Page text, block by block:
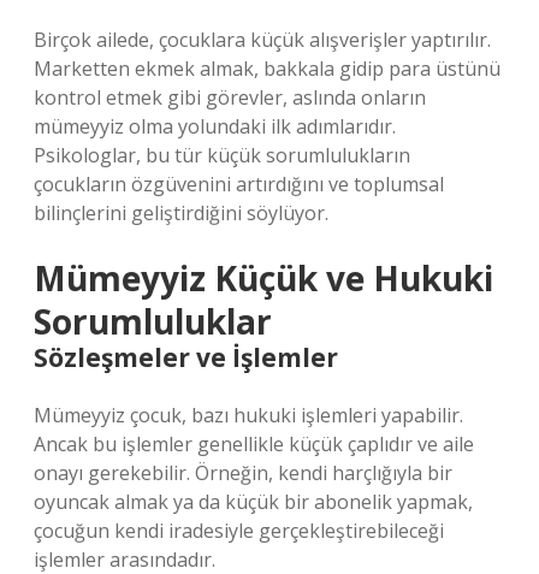
Birçok ailede, çocuklara küçük alışverişler yaptırılır.
Marketten ekmek almak, bakkala gidip para üstünü
kontrol etmek gibi görevler, aslında onların
mümeyyiz olma yolundaki ilk adımlarıdır.
Psikologlar, bu tür küçük sorumlulukların
çocukların özgüvenini artırdığını ve toplumsal
bilinçlerini geliştirdiğini söylüyor.
Mümeyyiz Küçük ve Hukuki
Sorumluluklar
Sözleşmeler ve İşlemler
Mümeyyiz çocuk, bazı hukuki işlemleri yapabilir.
Ancak bu işlemler genellikle küçük çaplıdır ve aile
onayı gerekebilir. Örneğin, kendi harçlığıyla bir
oyuncak almak ya da küçük bir abonelik yapmak,
çocuğun kendi iradesiyle gerçekleştirebileceği
işlemler arasındadır.